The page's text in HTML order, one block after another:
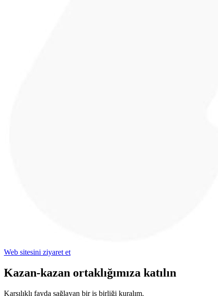
Web sitesini ziyaret et
Kazan-kazan ortaklığımıza katılın
Karşılıklı fayda sağlayan bir iş birliği kuralım.